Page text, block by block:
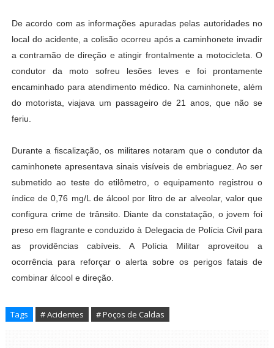
De acordo com as informações apuradas pelas autoridades no
local do acidente, a colisão ocorreu após a caminhonete invadir
a contramão de direção e atingir frontalmente a motocicleta. O
condutor da moto sofreu lesões leves e foi prontamente
encaminhado para atendimento médico. Na caminhonete, além
do motorista, viajava um passageiro de 21 anos, que não se
feriu.
Durante a fiscalização, os militares notaram que o condutor da
caminhonete apresentava sinais visíveis de embriaguez. Ao ser
submetido ao teste do etilômetro, o equipamento registrou o
índice de 0,76 mg/L de álcool por litro de ar alveolar, valor que
configura crime de trânsito. Diante da constatação, o jovem foi
preso em flagrante e conduzido à Delegacia de Polícia Civil para
as providências cabíveis. A Polícia Militar aproveitou a
ocorrência para reforçar o alerta sobre os perigos fatais de
combinar álcool e direção.
Tags # Acidentes # Poços de Caldas